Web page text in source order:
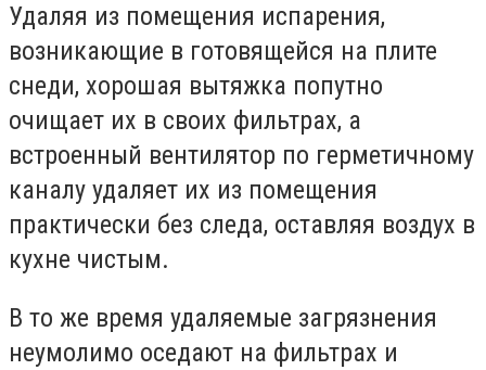
Удаляя из помещения испарения,
возникающие в готовящейся на плите
снеди, хорошая вытяжка попутно
очищает их в своих фильтрах, а
встроенный вентилятор по герметичному
каналу удаляет их из помещения
практически без следа, оставляя воздух в
кухне чистым.
В то же время удаляемые загрязнения
неумолимо оседают на фильтрах и